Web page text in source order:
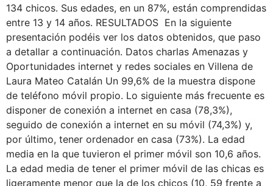
134 chicos. Sus edades, en un 87%, están comprendidas
entre 13 y 14 años. RESULTADOS En la siguiente
presentación podéis ver los datos obtenidos, que paso
a detallar a continuación. Datos charlas Amenazas y
Oportunidades internet y redes sociales en Villena de
Laura Mateo Catalán Un 99,6% de la muestra dispone
de teléfono móvil propio. Lo siguiente más frecuente es
disponer de conexión a internet en casa (78,3%),
seguido de conexión a internet en su móvil (74,3%) y,
por último, tener ordenador en casa (73%). La edad
media en la que tuvieron el primer móvil son 10,6 años.
La edad media de tener el primer móvil de las chicas es
ligeramente menor que la de los chicos (10, 59 frente a